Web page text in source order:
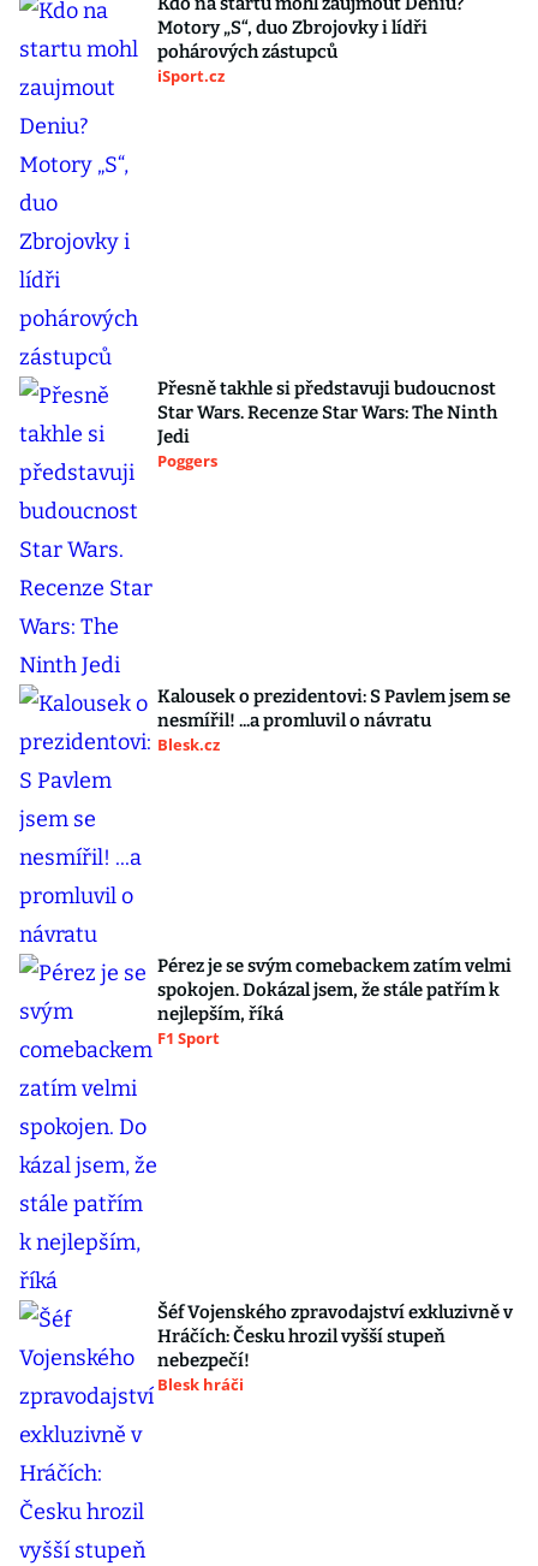
Motory „S“, duo Zbrojovky i lídři
pohárových zástupců
iSport.cz
Přesně takhle si představuji budoucnost
Star Wars. Recenze Star Wars: The Ninth
Jedi
Poggers
Kalousek o prezidentovi: S Pavlem jsem se
nesmířil! ...a promluvil o návratu
Blesk.cz
Pérez je se svým comebackem zatím velmi
spokojen. Dokázal jsem, že stále patřím k
nejlepším, říká
F1 Sport
Šéf Vojenského zpravodajství exkluzivně v
Hráčích: Česku hrozil vyšší stupeň
nebezpečí!
Blesk hráči